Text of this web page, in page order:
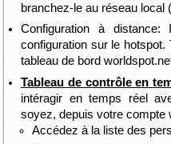
branchez-le au réseau local
Configuration à
configuration sur le hotspot.
tableau de bord
Tableau de contrôle en
intéragir en temps réel
soyez, depuis votre compte
Accédez à la liste des